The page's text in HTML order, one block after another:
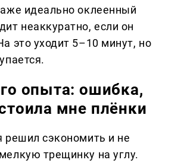
идеально оклеенный
неаккуратно, если он
это уходит 5–10 минут, но
опыта: ошибка,
мне плёнки
решил сэкономить и не
трещинку на углу.